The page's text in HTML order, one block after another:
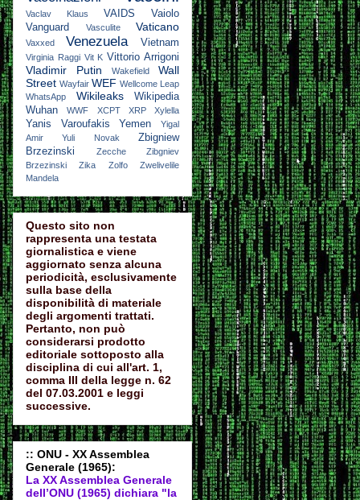
Vaclav Klaus VAIDS
Vaiolo
Vanguard
Vasculite Vaticano
Vaxxed Venezuela Vietnam
Virginia Raggi Vit K Vittorio Arrigoni
Vladimir Putin Wakefield
Wall
Street Wayfair WEF Wellcome Leap
WhatsApp
Wikileaks
Wikipedia
Wuhan
WWF XCPT XRP Xylella
Yanis Varoufakis Yemen
Yigal
Amir
Yuli Novak
Zbigniew
Brzezinski
Zecche
Zibgniev
Brzezinski
Zika Zolfo
Zwelivelile
Mandela
Questo sito non
rappresenta una testata
giornalistica e viene
aggiornato senza alcuna
periodicità, esclusivamente
sulla base della
disponibilità di materiale
degli argomenti trattati.
Pertanto, non può
considerarsi prodotto
editoriale sottoposto alla
disciplina di cui all'art. 1,
comma III della legge n. 62
del 07.03.2001 e leggi
successive.
:: ONU - XX Assemblea
Generale (1965):
La XX Assemblea Generale
dell’ONU (1965) dichiara "la